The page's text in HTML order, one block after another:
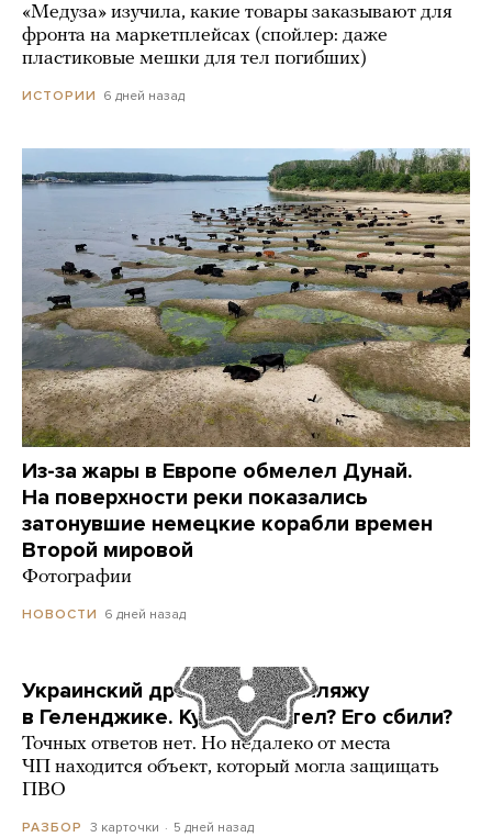
«Медуза» изучила, какие товары заказывают для
фронта на маркетплейсах (спойлер: даже
пластиковые мешки для тел погибших)
ИСТОРИИ 6 дней назад
Из-за жары в Европе обмелел Дунай.
На поверхности реки показались
затонувшие немецкие корабли времен
Второй мировой
Фотографии
НОВОСТИ 6 дней назад
Украинский дрон попал по пляжу
в Геленджике. Куда он летел? Его сбили?
Точных ответов нет. Но недалеко от места
ЧП находится объект, который могла защищать
ПВО
РАЗБОР 3 карточки 5 дней назад